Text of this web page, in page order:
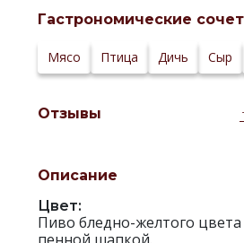
сервировки:
Тип
Низовое
Сайт
производителя:
Гастрономические
Мясо Птица Дичь Сыр
Отзывы
Описание
Цвет:
Пиво бледно-желтого цвета